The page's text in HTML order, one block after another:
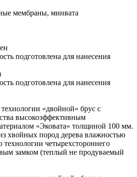
мембраны, минвата
подготовлена для нанесения
подготовлена для нанесения
«двойной» брус с
высокоэффективным
«Эковата» толщиной 100 мм.
хвойных пород дерева влажностью
технологии четырехстороннего
замком (теплый не продуваемый